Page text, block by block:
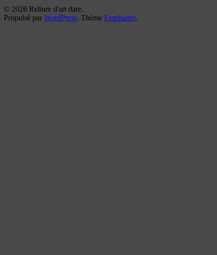
© 2026 Reliure d'art dare.
Propulsé par WordPress. Thème Emphaino.